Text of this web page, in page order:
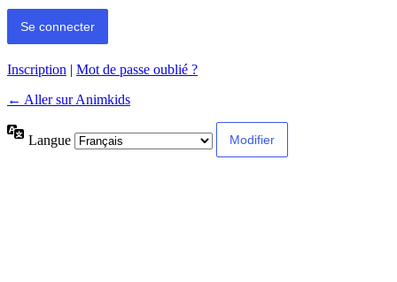
Inscription | Mot de passe oublié ?
← Aller sur Animkids
Langue